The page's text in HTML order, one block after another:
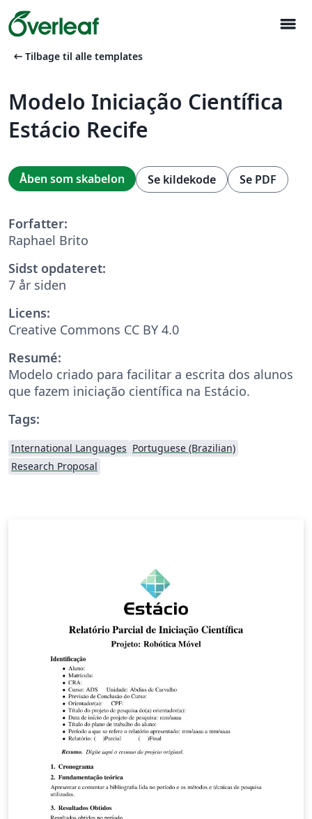
menu
arrow_left_alt Tilbage til alle templates
Modelo Iniciação Científica
Estácio Recife
Åben som skabelon Se kildekode Se PDF
Forfatter:
Raphael Brito
Sidst opdateret:
7 år siden
Licens:
Creative Commons CC BY 4.0
Resumé:
Modelo criado para facilitar a escrita dos alunos
que fazem iniciação científica na Estácio.
Tags:
International Languages Portuguese (Brazilian)
Research Proposal